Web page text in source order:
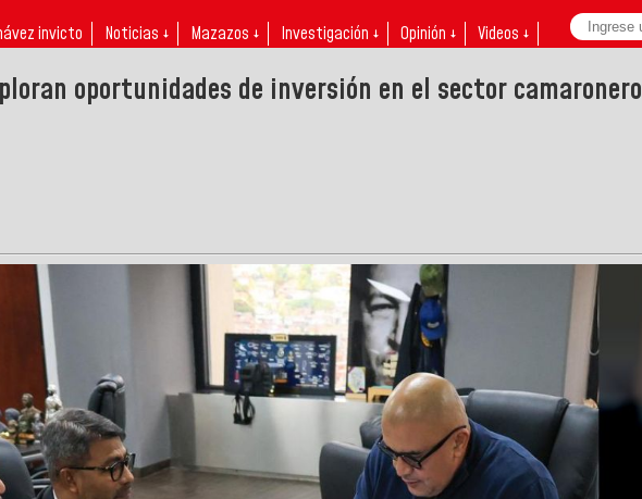
invicto Noticias ↓ Mazazos ↓ Investigación ↓ Opinión ↓ Videos ↓
oportunidades de inversión en el sector camaronero